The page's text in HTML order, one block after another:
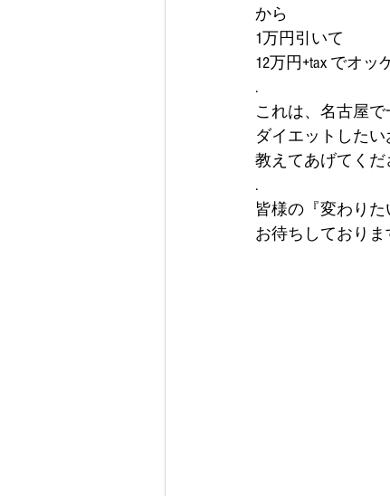
から
1万円引いて
12万円+tax でオッ
.
これは、名古屋
ダイエットしたい
教えてあげてくだ
.
皆様の『変わりた
お待ちしておりま